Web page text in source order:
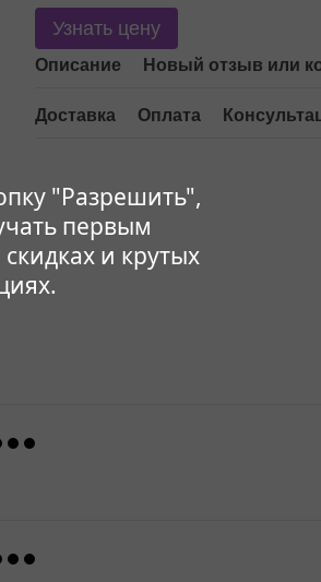
"Разрешить",
первым
и крутых
Узнать цену
Описание Новый отзыв или
Доставка Оплата